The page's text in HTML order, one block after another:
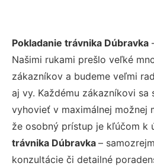
Pokladanie trávnika Dúbravka
Našimi rukami prešlo veľké
zákazníkov a budeme veľmi
aj vy. Každému zákazníkovi sa
vyhovieť v maximálnej možnej
že osobný prístup je kľúčom k
trávnika Dúbravka –
konzultácie či detailné